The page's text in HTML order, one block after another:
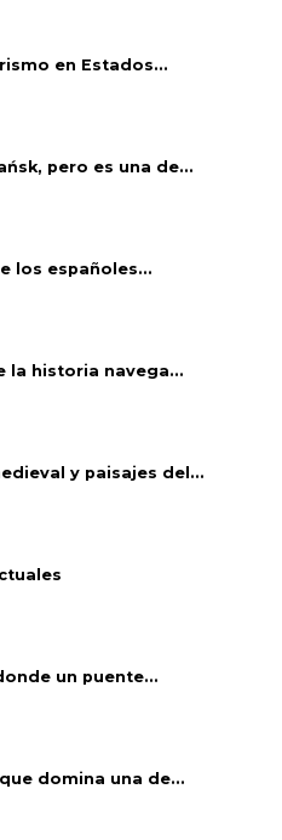
en Estados...
pero es una de...
los españoles...
la historia navega...
y paisajes del...
un puente...
domina una de...